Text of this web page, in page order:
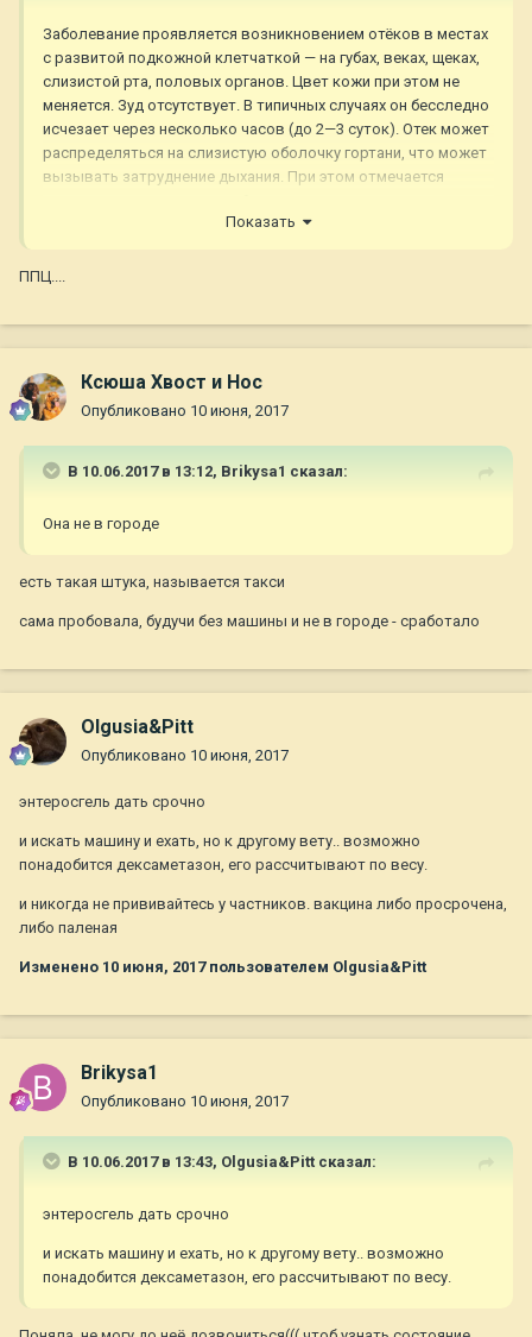
Заболевание проявляется возникновением отёков в местах
с развитой подкожной клетчаткой — на губах, веках, щеках,
слизистой рта, половых органов. Цвет кожи при этом не
меняется. Зуд отсутствует. В типичных случаях он бесследно
исчезает через несколько часов (до 2—3 суток). Отек может
распределяться на слизистую оболочку гортани, что может
вызывать затруднение дыхания. При этом отмечается
(сначала выдох, потом вдох), шумное дыхание, лицо
Возникает гиперкапническая кома и затем может
Показать
ППЦ....
Ксюша Хвост и Нос
Опубликовано 10 июня, 2017
В 10.06.2017 в 13:12, Brikysa1 сказал:
Она не в городе
есть такая штука, называется такси
сама пробовала, будучи без машины и не в городе - сработало
Olgusia&Pitt
Опубликовано 10 июня, 2017
энтеросгель дать срочно
и искать машину и ехать, но к другому вету.. возможно
понадобится дексаметазон, его рассчитывают по весу.
и никогда не прививайтесь у частников. вакцина либо просрочена,
либо паленая
Изменено 10 июня, 2017пользователем Olgusia&Pitt
Brikysa1
Опубликовано 10 июня, 2017
В 10.06.2017 в 13:43, Olgusia&Pitt сказал:
энтеросгель дать срочно
и искать машину и ехать, но к другому вету.. возможно
понадобится дексаметазон, его рассчитывают по весу.